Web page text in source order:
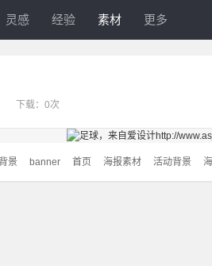
灵感 经验 素材 更多
下载： 0次
景 banner 首页 海报素材 活动背景